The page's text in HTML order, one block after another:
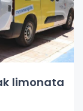
limonata